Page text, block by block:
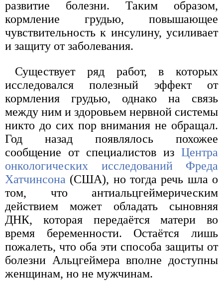
развитие болезни. Таким образом,
кормление грудью, повышающее
чувствительность к инсулину, усиливает
и защиту от заболевания.
Существует ряд работ, в которых
исследовался полезный эффект от
кормления грудью, однако на связь
между ним и здоровьем нервной системы
никто до сих пор внимания не обращал.
Год назад появлялось похожее
сообщение от специалистов из Центра
онкологических исследований Фреда
Хатчинсона (США), но тогда речь шла о
том, что антиальцгеймерическим
действием может обладать сыновняя
ДНК, которая передаётся матери во
время беременности. Остаётся лишь
пожалеть, что оба эти способа защиты от
болезни Альцгеймера вполне доступны
женщинам, но не мужчинам.